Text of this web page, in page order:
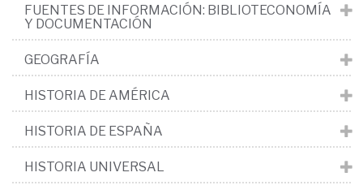
FUENTES DE INFORMACIÓN: BIBLIOTECONOMÍA
Y DOCUMENTACIÓN
GEOGRAFÍA
HISTORIA DE AMÉRICA
HISTORIA DE ESPAÑA
HISTORIA UNIVERSAL